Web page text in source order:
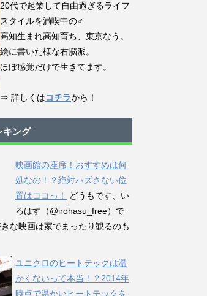
20代で起業して自由過ぎるライフ
スタイルを満喫中の♂
高知生まれ高知育ち、東京なう。
絵に書いた様な右脳派。
ほぼ感覚だけで生きてます。
⇒ 詳しくはコチラから！
キング
映画館の座席！おすすめは何
処なの！？絶対ハズさない位
置はココっ！
どうもです、い
ろはす（@irohasu_free）で
な映画は家でまったり観るのも
ユニクロのヒートテックは温
かくないって本当！？2014年
時点で温かいヒートテックを